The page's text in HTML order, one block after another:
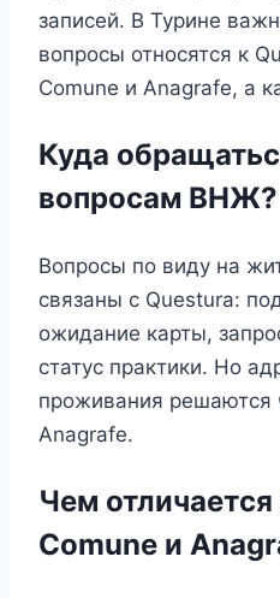
записей. В Турине
вопросы относятся к
Comune и Anagrafe, а
Куда
вопросам ВНЖ?
Вопросы по виду на
связаны с Questura:
ожидание карты,
статус практики. Но
проживания решаются
Anagrafe.
Чем
Comune и